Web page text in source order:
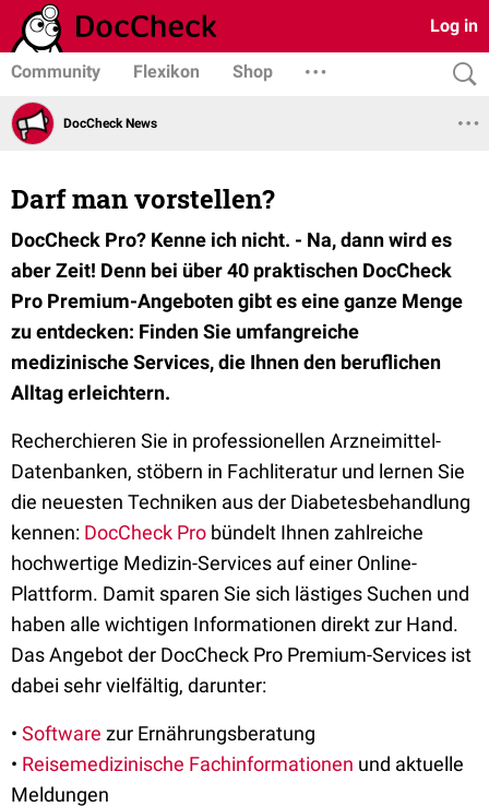
Log in
Community Flexikon Shop
DocCheck News
Darf man vorstellen?
DocCheck Pro? Kenne ich nicht. - Na, dann wird es
aber Zeit! Denn bei über 40 praktischen DocCheck
Pro Premium-Angeboten gibt es eine ganze Menge
zu entdecken: Finden Sie umfangreiche
medizinische Services, die Ihnen den beruflichen
Alltag erleichtern.
Recherchieren Sie in professionellen Arzneimittel-
Datenbanken, stöbern in Fachliteratur und lernen Sie
die neuesten Techniken aus der Diabetesbehandlung
kennen: DocCheck Pro bündelt Ihnen zahlreiche
hochwertige Medizin-Services auf einer Online-
Plattform. Damit sparen Sie sich lästiges Suchen und
haben alle wichtigen Informationen direkt zur Hand.
Das Angebot der DocCheck Pro Premium-Services ist
dabei sehr vielfältig, darunter:
• Software zur Ernährungsberatung
• Reisemedizinische Fachinformationen und aktuelle
Meldungen